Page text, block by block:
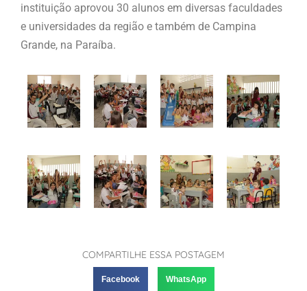
instituição aprovou 30 alunos em diversas faculdades
e universidades da região e também de Campina
Grande, na Paraíba.
COMPARTILHE ESSA POSTAGEM
Facebook WhatsApp